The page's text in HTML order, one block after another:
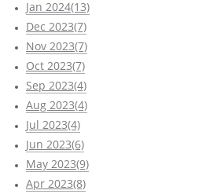
Jan 2024(13)
Dec 2023(7)
Nov 2023(7)
Oct 2023(7)
Sep 2023(4)
Aug 2023(4)
Jul 2023(4)
Jun 2023(6)
May 2023(9)
Apr 2023(8)